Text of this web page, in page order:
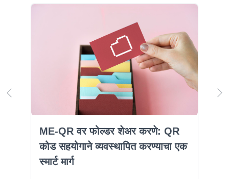
ME-QR वर फोल्डर शेअर करणे: QR
कोड सहयोगाने व्यवस्थापित करण्याचा एक
स्मार्ट मार्ग